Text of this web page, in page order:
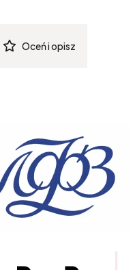
Oceń i opisz